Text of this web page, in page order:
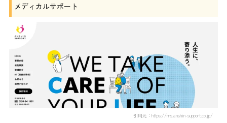
メディカルサポート
引用元：https://ms.anshin-support.co.jp/